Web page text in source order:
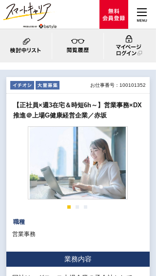
お仕事番号：100101352
【正社員×週3在宅＆時短6h～】営業事務×DX
推進＠上場G健康経営企業／赤坂
職種
営業事務
業務内容